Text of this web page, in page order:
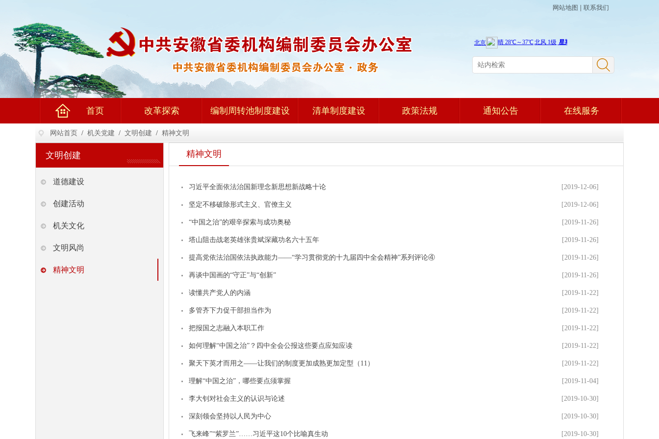
网站地图 联系我们
首页 改革探索 编制周转池制度建设 清单制度建设 政策法规 通知公告 在线服务
网站首页 / 机关党建 / 文明创建 / 精神文明
文明创建
道德建设
创建活动
机关文化
文明风尚
精神文明
精神文明
[2019-12-06]
习近平全面依法治国新理念新思想新战略十论
[2019-12-06]
坚定不移破除形式主义、官僚主义
[2019-11-26]
“中国之治”的艰辛探索与成功奥秘
[2019-11-26]
塔山阻击战老英雄张贵斌深藏功名六十五年
[2019-11-26]
提高党依法治国依法执政能力——“学习贯彻党的十九届四中全会精神”系列评论④
[2019-11-26]
再谈中国画的“守正”与“创新”
[2019-11-22]
读懂共产党人的内涵
[2019-11-22]
多管齐下力促干部担当作为
[2019-11-22]
把报国之志融入本职工作
[2019-11-22]
如何理解“中国之治”？四中全会公报这些要点应知应读
[2019-11-22]
聚天下英才而用之——让我们的制度更加成熟更加定型（11）
[2019-11-04]
理解“中国之治”，哪些要点须掌握
[2019-10-30]
李大钊对社会主义的认识与论述
[2019-10-30]
深刻领会坚持以人民为中心
[2019-10-30]
飞来峰”“紫罗兰”……习近平这10个比喻真生动